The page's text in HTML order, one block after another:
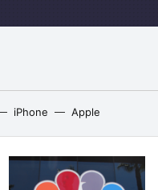
iPhone Apple